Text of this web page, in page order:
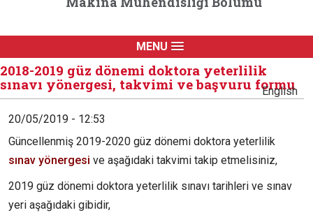
MENU
2018-2019 güz dönemi doktora yeterlilik
sınavı yönergesi, takvimi ve başvuru formu
20/05/2019 - 12:53
English
Güncellenmiş 2019-2020 güz dönemi doktora yeterlilik
sınav yönergesi ve aşağıdaki takvimi takip etmelisiniz,
2019 güz dönemi doktora yeterlilik sınavı tarihleri ve sınav
yeri aşağıdaki gibidir,